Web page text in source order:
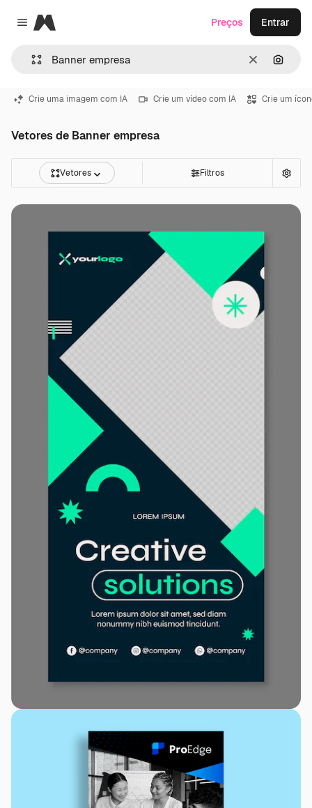
Close menu
Magnific
Limpar
Preços Entrar
Crie uma imagem com IA Crie um vídeo com IA Crie um
Vetores de Banner empresa
Vetores Filtros